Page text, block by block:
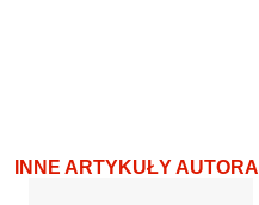
INNE ARTYKUŁY AUTORA